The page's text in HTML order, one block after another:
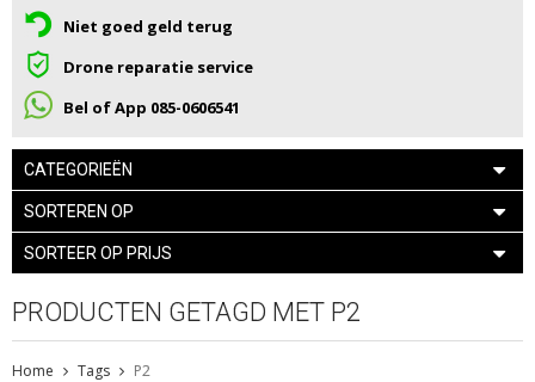
Niet goed geld terug
Drone reparatie service
Bel of App 085-0606541
CATEGORIEËN
SORTEREN OP
SORTEER OP PRIJS
PRODUCTEN GETAGD MET P2
Home Tags P2